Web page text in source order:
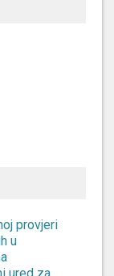
provjeri
u